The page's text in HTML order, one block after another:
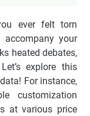
ever felt torn
accompany your
heated debates,
explore this
For instance,
customization
at various price